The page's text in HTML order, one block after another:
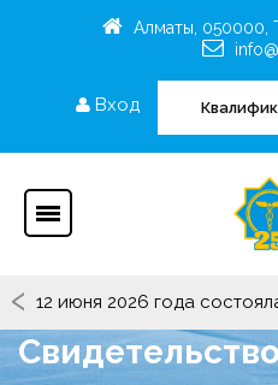
Алматы, 050000,
Вход
‹